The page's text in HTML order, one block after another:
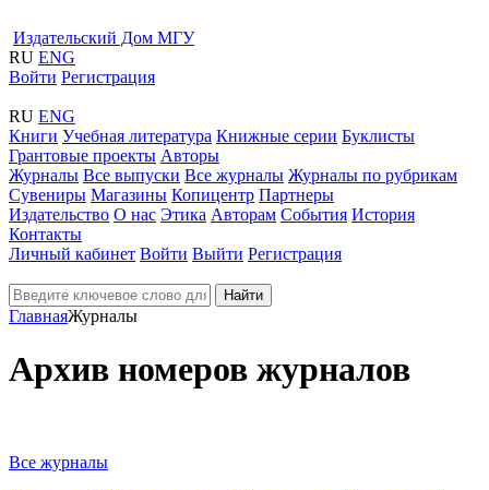
Издательский Дом МГУ
RU ENG
Войти Регистрация
RU ENG
Книги Учебная литература Книжные серии Буклисты
Грантовые проекты Авторы
Журналы Все выпуски Все журналы Журналы по рубрикам
Сувениры Магазины Копицентр Партнеры
Издательство О нас Этика Авторам События История
Контакты
Личный кабинет Войти Выйти Регистрация
Найти
ГлавнаяЖурналы
Архив номеров журналов
Все журналы